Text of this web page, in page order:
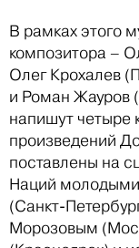
В рамках этого
композитора –
Олег Крохалев
и Роман Жауров
напишут четыре
произведений
поставлены на
Наций
(Санкт-
Морозовым